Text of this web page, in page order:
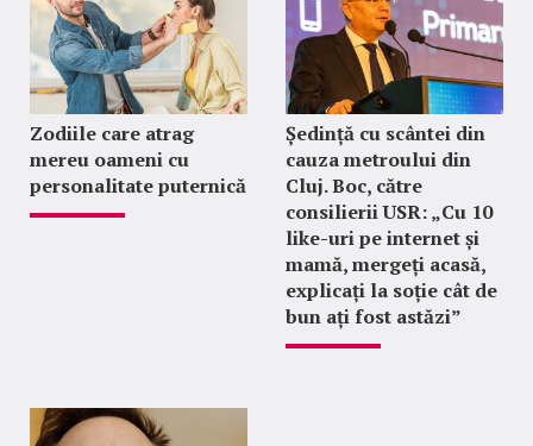
Zodiile care atrag
mereu oameni cu
personalitate puternică
Ședință cu scântei din
cauza metroului din
Cluj. Boc, către
consilierii USR: „Cu 10
like-uri pe internet și
mamă, mergeți acasă,
explicați la soție cât de
bun ați fost astăzi”